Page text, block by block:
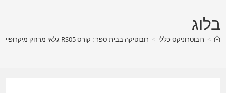
בלוג
> רובוטרוניקס כללי > רובוטיקה בבית ספר : קורס RS05 גלאי מרחק מיקרופייתון – רובוטיקס בלוקס